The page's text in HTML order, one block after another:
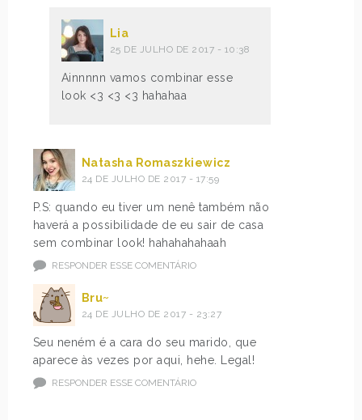
Lia
25 DE JULHO DE 2017 - 10:38
Ainnnnn vamos combinar esse
look <3 <3 <3 hahahaa
Natasha Romaszkiewicz
24 DE JULHO DE 2017 - 17:59
P.S: quando eu tiver um nenê também não
haverá a possibilidade de eu sair de casa
sem combinar look! hahahahahaah
RESPONDER ESSE COMENTÁRIO
Bru~
24 DE JULHO DE 2017 - 23:27
Seu neném é a cara do seu marido, que
aparece às vezes por aqui, hehe. Legal!
RESPONDER ESSE COMENTÁRIO